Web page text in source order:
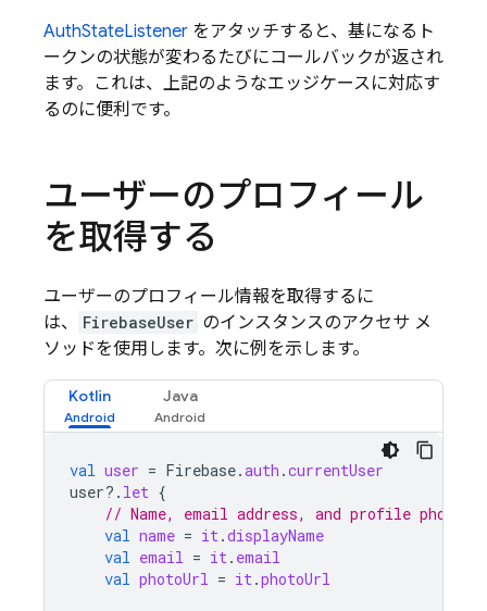
AuthStateListener をアタッチすると、基になるト
ークンの状態が変わるたびにコールバックが返され
ます。これは、上記のようなエッジケースに対応す
るのに便利です。
ユーザーのプロフィール
を取得する
ユーザーのプロフィール情報を取得するに
は、
FirebaseUser のインスタンスのアクセサ メ
ソッドを使用します。次に例を示します。
Kotlin Java
val user = Firebase.auth .currentUser
user?. let {
// Name, email address, and profile photo
val name = it.displayName
val email = it. email
val photoUrl = it.photoUrl